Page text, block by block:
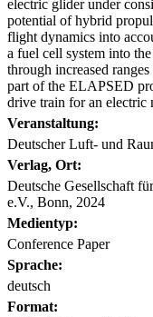
electric glider under
potential of hybrid
flight dynamics into
a fuel cell system into
through increased
part of the ELAPSED
drive train for an electric
Veranstaltung:
Deutscher Luft- und
Verlag, Ort:
Deutsche Gesellschaft
e.V., Bonn, 2024
Medientyp:
Conference Paper
Sprache:
deutsch
Format: